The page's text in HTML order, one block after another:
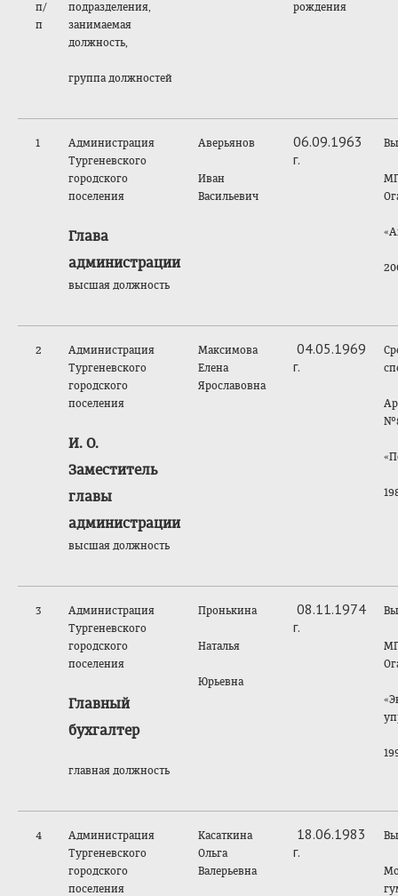
п/
п
подразделения,
занимаемая
должность,
группа должностей
рождения
1
Администрация
Тургеневского
городского
поселения
Глава
администрации
высшая должность
Аверьянов
Иван
Васильевич
06.09.1963
г.
2
Администрация
Тургеневского
городского
поселения
И. О.
Заместитель
главы
администрации
высшая должность
Максимова
Елена
Ярославовна
04.05.1969
г.
3
Администрация
Тургеневского
городского
поселения
Главный
бухгалтер
главная должность
Пронькина
Наталья
Юрьевна
08.11.1974
г.
4
Администрация
Тургеневского
городского
поселения
Касаткина
Ольга
Валерьевна
18.06.1983
г.